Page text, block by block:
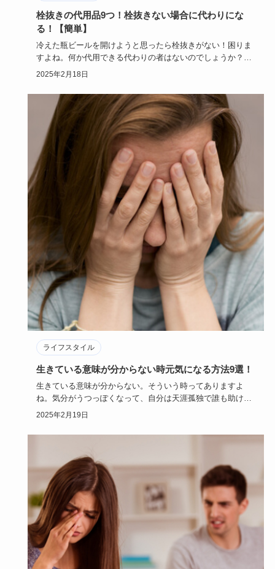
栓抜きの代用品9つ！栓抜きない場合に代わりにな
る！【簡単】
冷えた瓶ビールを開けようと思ったら栓抜きがない！困りま
すよね。何か代用できる代わりの者はないのでしょうか？こ
の記事では、栓…
2025年2月18日
ライフスタイル
生きている意味が分からない時元気になる方法9選！
生きている意味が分からない。そういう時ってありますよ
ね。気分がうつっぽくなって、自分は天涯孤独で誰も助けて
くれないような気…
2025年2月19日